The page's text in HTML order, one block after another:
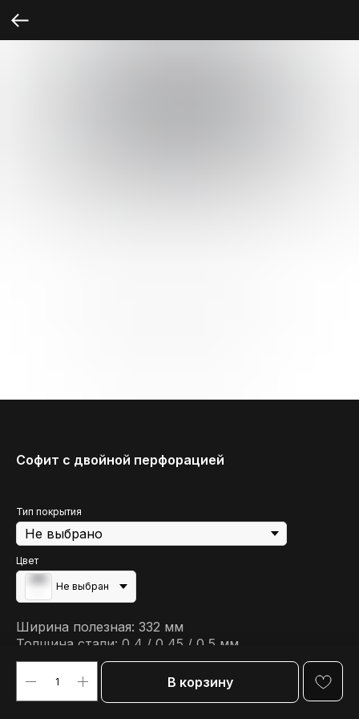
Софит с двойной перфорацией
Тип покрытия
Цвет
Не выбран
В корзину
Ширина полезная: 332 мм
Толщина стали: 0,4 / 0,45 / 0,5 мм
Общая ширина: 365 мм